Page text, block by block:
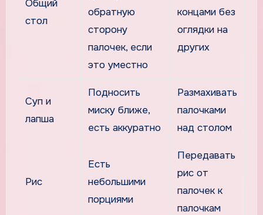
Общий
стол
обратную
сторону
палочек, если
это уместно
концами без
оглядки на
других
Суп и
лапша
Подносить
миску ближе,
есть аккуратно
Размахивать
палочками
над столом
Рис
Есть
небольшими
порциями
Передавать
рис от
палочек к
палочкам